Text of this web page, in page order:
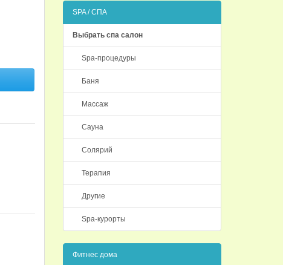
SPA / СПА
Выбрать спа салон
Spa-процедуры
Баня
Массаж
Сауна
Солярий
Терапия
Другие
Spa-курорты
Фитнес дома